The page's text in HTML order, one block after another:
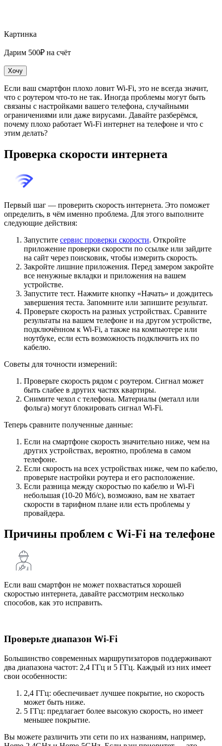
Картинка
Дарим 500₽ на счёт
Хочу
Если ваш смартфон плохо ловит Wi-Fi, это не всегда значит,
что с роутером что-то не так. Иногда проблемы могут быть
связаны с настройками вашего телефона, случайными
ограничениями или даже вирусами. Давайте разберёмся,
почему плохо работает Wi-Fi интернет на телефоне и что с
этим делать?
Проверка скорости интернета
Первый шаг — проверить скорость интернета. Это поможет
определить, в чём именно проблема. Для этого выполните
следующие действия:
Запустите сервис проверки скорости. Откройте
приложение проверки скорости по ссылке или зайдите
на сайт через поисковик, чтобы измерить скорость.
Закройте лишние приложения. Перед замером закройте
все ненужные вкладки и приложения на вашем
устройстве.
Запустите тест. Нажмите кнопку «Начать» и дождитесь
завершения теста. Запомните или запишите результат.
Проверьте скорость на разных устройствах. Сравните
результаты на вашем телефоне и на другом устройстве,
подключённом к Wi-Fi, а также на компьютере или
ноутбуке, если есть возможность подключить их по
кабелю.
Советы для точности измерений:
Проверьте скорость рядом с роутером. Сигнал может
быть слабее в других частях квартиры.
Снимите чехол с телефона. Материалы (металл или
фольга) могут блокировать сигнал Wi-Fi.
Теперь сравните полученные данные:
Если на смартфоне скорость значительно ниже, чем на
других устройствах, вероятно, проблема в самом
телефоне.
Если скорость на всех устройствах ниже, чем по кабелю,
проверьте настройки роутера и его расположение.
Если разница между скоростью по кабелю и Wi-Fi
небольшая (10-20 Мб/с), возможно, вам не хватает
скорости в тарифном плане или есть проблемы у
провайдера.
Причины проблем с Wi-Fi на телефоне
Если ваш смартфон не может похвастаться хорошей
скоростью интернета, давайте рассмотрим несколько
способов, как это исправить.
Проверьте диапазон Wi-Fi
Большинство современных маршрутизаторов поддерживают
два диапазона частот: 2,4 ГГц и 5 ГГц. Каждый из них имеет
свои особенности:
2,4 ГГц: обеспечивает лучшее покрытие, но скорость
может быть ниже.
5 ГГц: предлагает более высокую скорость, но имеет
меньшее покрытие.
Вы можете различить эти сети по их названиям, например,